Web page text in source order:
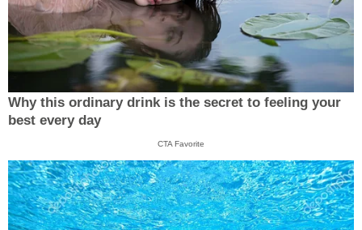
Why this ordinary drink is the secret to feeling your
best every day
CTA Favorite